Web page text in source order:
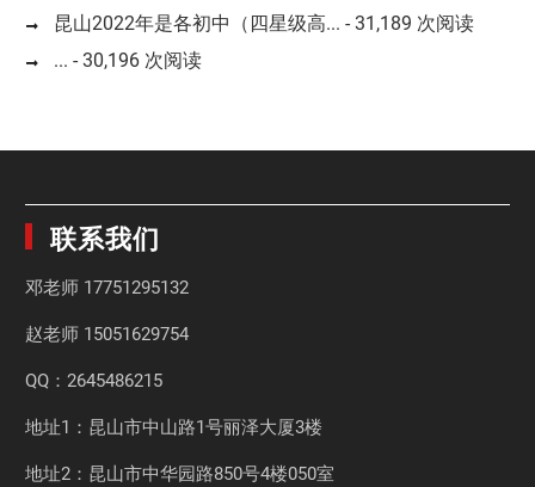
昆山2022年是各初中（四星级高... - 31,189 次阅读
... - 30,196 次阅读
联系我们
邓老师 17751295132
赵老师 15051629754
QQ：2645486215
地址1：昆山市中山路1号丽泽大厦3楼
地址2：昆山市中华园路850号4楼050室